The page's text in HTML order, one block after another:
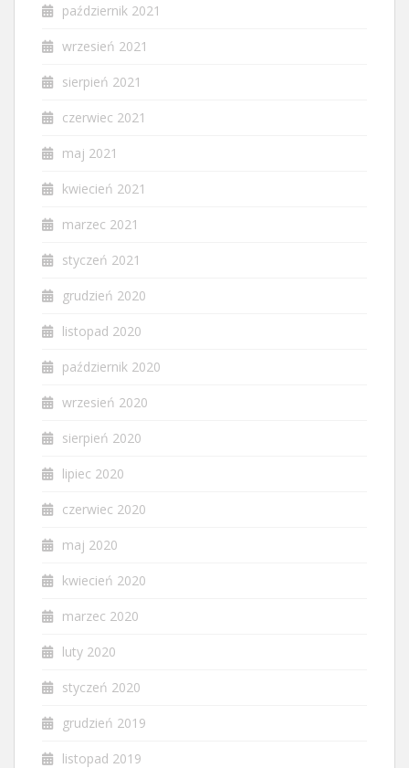
październik 2021
wrzesień 2021
sierpień 2021
czerwiec 2021
maj 2021
kwiecień 2021
marzec 2021
styczeń 2021
grudzień 2020
listopad 2020
październik 2020
wrzesień 2020
sierpień 2020
lipiec 2020
czerwiec 2020
maj 2020
kwiecień 2020
marzec 2020
luty 2020
styczeń 2020
grudzień 2019
listopad 2019